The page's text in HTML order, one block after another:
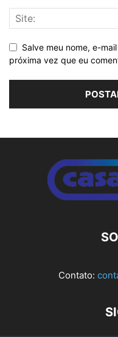
Salve meu nome, e-
próxima vez que eu
Contato: